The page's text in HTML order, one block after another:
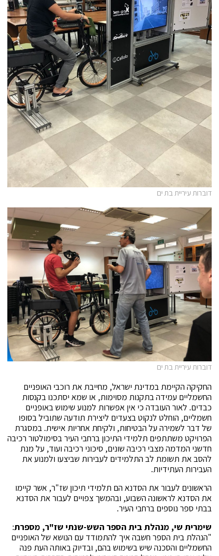
דוברות עיריית בת ים
דוברות עיריית בת ים
החקיקה הקיימת במדינת ישראל, מחייבת את רוכבי האופניים
החשמליים עמידה בתקנות מסוימות, או שמא יסתכנו בקנסות
כבדים. לאור העובדה כי אין אפשרות למנוע שימוש באופניים
חשמליים, הוחלט לנקוט בצעדים ליצירת תודעה שתוביל בסופו
של דבר לשמירה על הבטיחות, ולקיחת אחריות אישית. במסגרת
הפרויקט משתתפים תלמידי התיכון ברחבי העיר בסימולטור רכיבה
חדשני המדמה מצבי רכיבה שונים, סיכוני רכיבה ועוד, על מנת
להסב את תשומת לב התלמידים לעבירות שביצעו ולמנוע את
העבירות העתידיות.
הראשונים לעבור את הסדנא הם תלמידי תיכון שז"ר, אשר קיימו
את הסדנא לראשונה השבוע, ובהמשך צפויים לעבור את הסדנא
בבתי ספר נוספים ברחבי העיר.
שימרית שי, מנהלת בית הספר השש-שנתי שז"ר, מספרת:
"הנהלת בית הספר חשבה איך להתמודד עם הנושא של האופניים
החשמליים והסכנה שיש בשימוש בהם, ובדיוק באותה העת פנה